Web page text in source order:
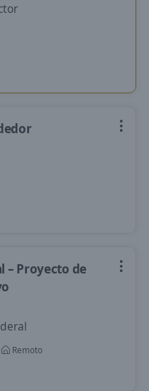
– Proyecto de
Remoto